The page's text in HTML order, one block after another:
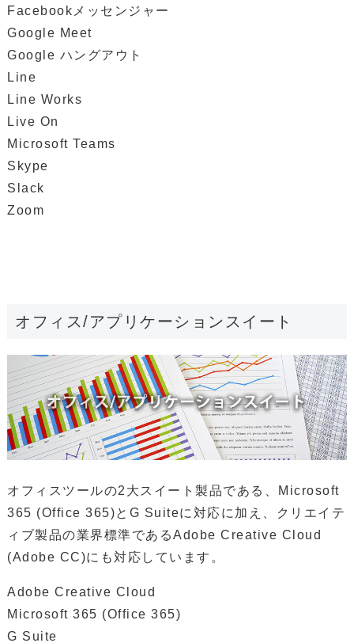
Facebookメッセンジャー
Google Meet
Google ハングアウト
Line
Line Works
Live On
Microsoft Teams
Skype
Slack
Zoom
オフィス/アプリケーションスイート
オフィスツールの2大スイート製品である、Microsoft
365 (Office 365)とG Suiteに対応に加え、クリエイテ
ィブ製品の業界標準であるAdobe Creative Cloud
(Adobe CC)にも対応しています。
Adobe Creative Cloud
Microsoft 365 (Office 365)
G Suite